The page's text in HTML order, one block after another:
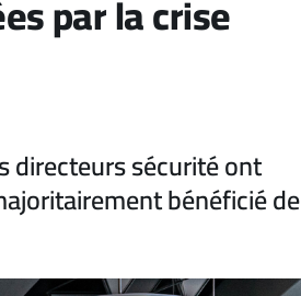
par la crise
directeurs sécurité ont
bénéficié de